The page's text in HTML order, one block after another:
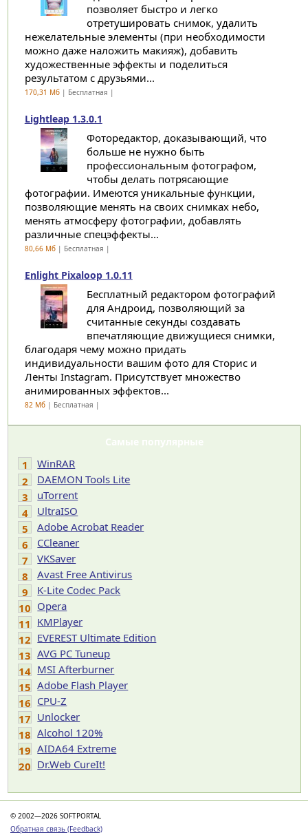
позволяет быстро и легко
отретушировать снимок, удалить
нежелательные элементы (при необходимости
можно даже наложить макияж), добавить
художественные эффекты и поделиться
результатом с друзьями...
170,31 Мб| Бесплатная |
Lightleap 1.3.0.1
Фоторедактор, доказывающий, что
больше не нужно быть
профессиональным фотографом,
чтобы делать потрясающие
фотографии. Имеются уникальные функции,
позволяющие менять на своих снимках небо,
менять атмосферу фотографии, добавлять
различные спецэффекты...
80,66 Мб| Бесплатная |
Enlight Pixaloop 1.0.11
Бесплатный редактором фотографий
для Андроид, позволяющий за
считанные секунды создавать
впечатляющие движущиеся снимки,
благодаря чему можно придать
индивидуальности вашим фото для Сторис и
Ленты Instagram. Присутствует множество
анимированных эффектов...
82 Мб| Бесплатная |
Самые популярные
1
WinRAR
2
DAEMON Tools Lite
3
uTorrent
4
UltraISO
5
Adobe Acrobat Reader
6
CCleaner
7
VKSaver
8
Avast Free Antivirus
9
K-Lite Codec Pack
10 Opera
11 KMPlayer
12 EVEREST Ultimate Edition
13 AVG PC Tuneup
14 MSI Afterburner
15 Adobe Flash Player
16 CPU-Z
17 Unlocker
18 Alcohol 120%
19 AIDA64 Extreme
20 Dr.Web CureIt!
© 2002—2026 SOFTPORTAL
Обратная связь (Feedback)